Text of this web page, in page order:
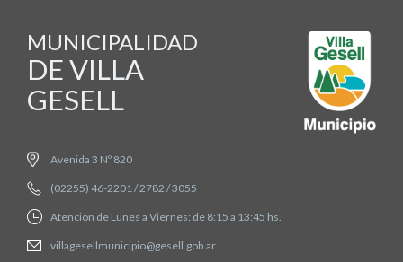
MUNICIPALIDAD
DE VILLA
GESELL
Avenida 3 Nº 820
(02255) 46-2201 / 2782 / 3055
Atención de Lunes a Viernes: de 8:15 a 13:45 hs.
villagesellmunicipio@gesell.gob.ar